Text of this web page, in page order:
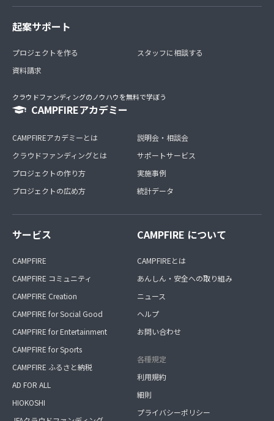
起案サポート
プロジェクトを作る
資料請求
スタッフに相談する
クラウドファンディングのノウハウを無料で学ぼう
CAMPFIREアカデミー
CAMPFIREアカデミーとは
クラウドファンディングとは
プロジェクトの作り方
プロジェクトの広め方
説明会・相談会
サポートサービス
実施事例
統計データ
サービス
CAMPFIRE
CAMPFIRE コミュニティ
CAMPFIRE Creation
CAMPFIRE for Social Good
CAMPFIRE for Entertainment
CAMPFIRE for Sports
CAMPFIRE ふるさと納税
AD FOR ALL
HIOKOSHI
CAMPFIRE について
CAMPFIREとは
あんしん・安全への取り組み
ニュース
ヘルプ
お問い合わせ
各種規定
利用規約
細則
プライバシーポリシー